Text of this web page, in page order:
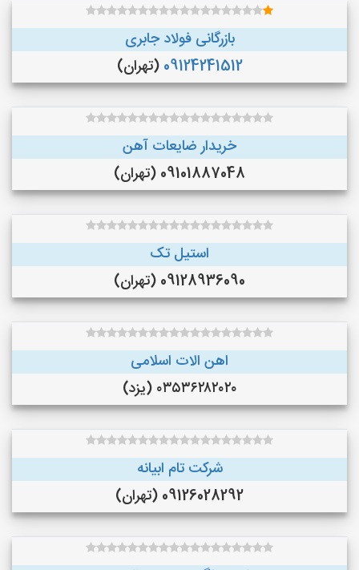
بازرگانی فولاد جابری
09124241512 (تهران)
خریدار ضایعات آهن
09101887048 (تهران)
استیل تک
09128936090 (تهران)
اهن الات اسلامی
۰۳۵۳۶۲۸۲۰۲۰ (یزد)
شرکت تام ابیانه
09126028292 (تهران)